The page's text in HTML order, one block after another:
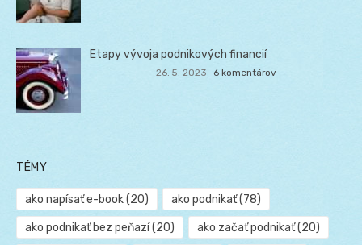
Etapy vývoja podnikových financií
26. 5. 2023 6 komentárov
TÉMY
ako napísať e-book(20) ako podnikať(78)
ako podnikať bez peňazí(20) ako začať podnikať(20)